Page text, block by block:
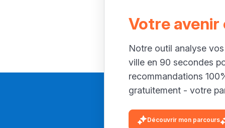
Votre avenir
Notre outil analyse
ville en 90 secondes
recommandations
gratuitement - votre
Découvrir mon parcours